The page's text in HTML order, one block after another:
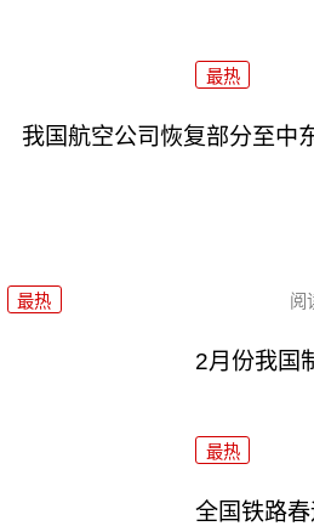
最热
我国航空公司恢复部分至中
最热 阅
2月份我国
最热
全国铁路